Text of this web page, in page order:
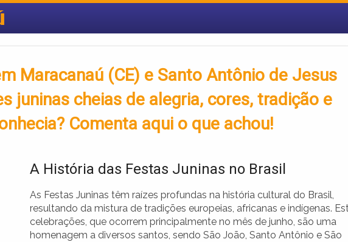
Maracanaú (CE) e Santo Antônio de Jesus
juninas cheias de alegria, cores, tradição e
Comenta aqui o que achou!
A História das Festas Juninas no Brasil
As Festas Juninas têm raízes profundas na história cultural do Brasil,
resultando da mistura de tradições europeias, africanas e indígenas.
celebrações, que ocorrem principalmente no mês de junho, são uma
homenagem a diversos santos, sendo São João, Santo Antônio e São